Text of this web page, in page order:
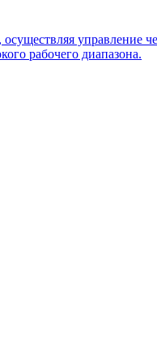
управление
рабочего диапазона.